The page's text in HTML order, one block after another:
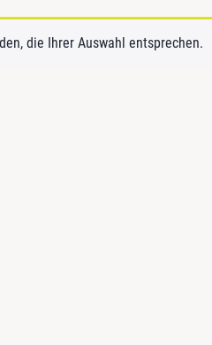
die Ihrer Auswahl entsprechen.